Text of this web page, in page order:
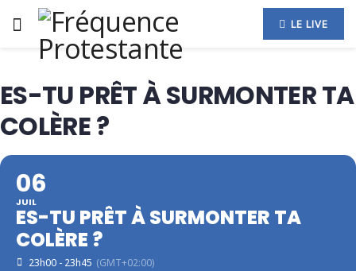
LE LIVE
ES-TU PRÊT À SURMONTER TA
COLÈRE ?
06
JUIL
ES-TU PRÊT À SURMONTER TA
COLÈRE ?
23h00 - 23h45 (GMT+02:00)